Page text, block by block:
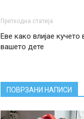
Претходна статија
Еве како влијае кучето
вашето дете
ПОВРЗАНИ НАПИСИ